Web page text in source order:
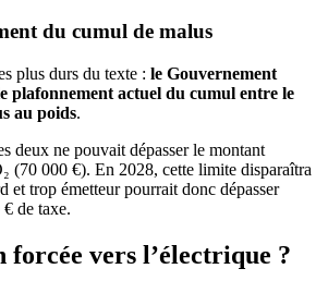
du cumul de malus
plus durs du texte : le Gouvernement
plafonnement actuel du cumul entre le
au poids.
deux ne pouvait dépasser le montant
(70 000 €). En 2028, cette limite disparaîtra
et trop émetteur pourrait donc dépasser
de taxe.
vers l’électrique ?